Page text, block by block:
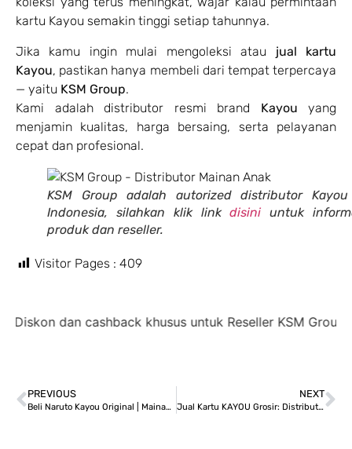
kartu Kayou semakin tinggi setiap tahunnya.
Jika kamu ingin mulai mengoleksi atau jual kartu
Kayou, pastikan hanya membeli dari tempat terpercaya
— yaitu KSM Group.
Kami adalah distributor resmi brand Kayou yang
menjamin kualitas, harga bersaing, serta pelayanan
cepat dan profesional.
KSM Group adalah autorized distributor
Indonesia, silahkan klik linkdisini untuk
produk dan reseller.
Visitor Pages : 409
dan cashback khusus untuk Reseller KSM Group,
PREVIOUS
Beli Naruto Kayou Original | Mainan Koleksi Berkualitas
NEXT
Jual Kartu KAYOU Grosir: Distributor Resmi dan Peluang Usaha